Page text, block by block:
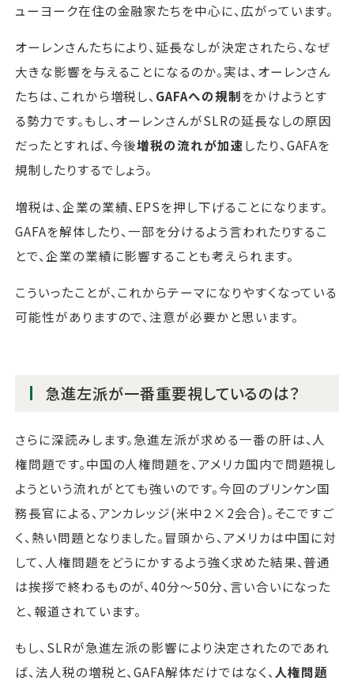
ューヨーク在住の金融家たちを中心に、広がっています。
オーレンさんたちにより、延長なしが決定されたら、なぜ
大きな影響を与えることになるのか。実は、オーレンさん
たちは、これから増税し、 GAFAへの規制をかけようとす
る勢力です。もし、オーレンさんがSLRの延長なしの原因
だったとすれば、今後増税の流れが加速 したり、GAFAを
規制したりするでしょう。
増税は、企業の業績、EPSを押し下げることになります。
GAFAを解体したり、一部を分けるよう言われたりするこ
とで、企業の業績に影響することも考えられます。
こういったことが、これからテーマになりやすくなっている
可能性がありますので、注意が必要かと思います。
急進左派が一番重要視しているのは？
さらに深読みします。急進左派が求める一番の肝は、人
権問題です。中国の人権問題を、アメリカ国内で問題視し
ようという流れがとても強いのです。今回のブリンケン国
務長官による、アンカレッジ(米中２×2会合)。そこですご
く、熱い問題となりました。冒頭から、アメリカは中国に対
して、人権問題をどうにかするよう強く求めた結果、普通
は挨拶で終わるものが、40分～50分、言い合いになった
と、報道されています。
もし、SLRが急進左派の影響により決定されたのであれ
ば、法人税の増税と、GAFA解体だけではなく、 人権問題